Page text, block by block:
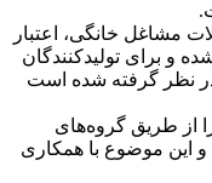
مشاغل خانگی، اعتبار
شده و برای تولیدکنندگان
میلیون تومان در نظر گرفته شده است
از طریق گروه‌های
این موضوع با همکاری